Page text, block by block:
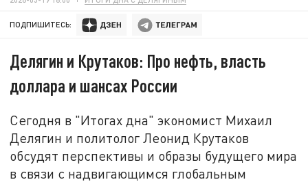
ПОДПИШИТЕСЬ:
Делягин и Крутаков: Про нефть, власть
доллара и шансах России
Сегодня в "Итогах дна" экономист Михаил
Делягин и политолог Леонид Крутаков
обсудят перспективы и образы будущего мира
в связи с надвигающимся глобальным